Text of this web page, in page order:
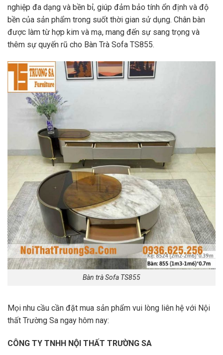
nghiệp đa dạng và bền bỉ, giúp đảm bảo tính ổn định và độ
bền của sản phẩm trong suốt thời gian sử dụng. Chân bàn
được làm từ hợp kim và mạ, mang đến sự sang trọng và
thêm sự quyến rũ cho Bàn Trà Sofa TS855.
Bàn trà Sofa TS855
Mọi nhu cầu cần đặt mua sản phẩm vui lòng liên hệ với Nội
thất Trường Sa ngay hôm nay:
CÔNG TY TNHH NỘI THẤT TRƯỜNG SA